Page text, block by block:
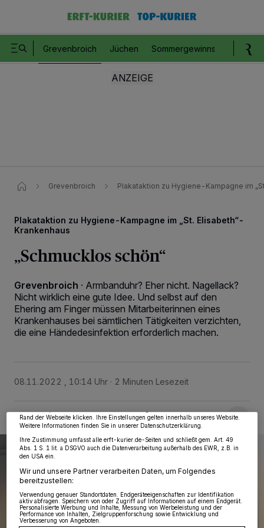
Grevenbroich Jüchen Sommergewinnspiel
Grevenbroich Plakataktion zu Hygiene-Kampagne im
Plakataktion zu Hygiene-Kampagne im „St. Elisabeth“-
Krankenhaus
„Schmucklos schön“
Grevenbroich · Armbanduhr? Eher nicht. Nagellack?
Nicht wirklich eine gute Idee. Und selbst auf den
Ehering am Finger müssen Mitarbeiterinnen eines
Krankenhauses bei sämtlichen Tätigkeiten verzichten,
die eine Händedesinfektion erforderlich machen.
08.11.2022 , 10:14 Uhr 2 Minuten Lesezeit
Zwecke. Wenn Tracker deaktiviert sind, sind manche Inhalte und Anzeigen
Rand der Webseite klicken. Ihre Einstellungen gelten innerhalb unseres Website.
Weitere Informationen finden Sie in unserer Datenschutzerklärung.
Ihre Zustimmung umfasst alle erft-kurier.de-Seiten und schließt gem. Art. 49
Abs. 1 S. 1 lit. a DSGVO auch die Datenverarbeitung außerhalb des EWR, z.B. in
den USA ein.
Wir und unsere Partner verarbeiten Daten, um Folgendes
bereitzustellen:
Verwendung genauer Standortdaten. Endgeräteeigenschaften zur Identifikation
aktiv abfragen. Speichern von oder Zugriff auf Informationen auf einem Endgerät.
Personalisierte Werbung und Inhalte, Messung von Werbeleistung und der
Performance von Inhalten, Zielgruppenforschung sowie Entwicklung und
Verbesserung von Angeboten.